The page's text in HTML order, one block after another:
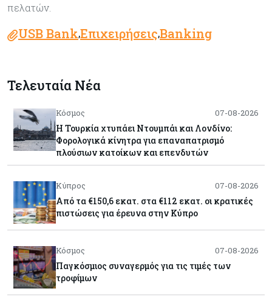
πελατών.
USB Bank,Επιχειρήσεις,Banking
Τελευταία Νέα
Κόσμος 07-08-2026
Η Τουρκία χτυπάει Ντουμπάι και Λονδίνο:
Φορολογικά κίνητρα για επαναπατρισμό
πλούσιων κατοίκων και επενδυτών
Κύπρος 07-08-2026
Από τα €150,6 εκατ. στα €112 εκατ. οι κρατικές
πιστώσεις για έρευνα στην Κύπρο
Κόσμος 07-08-2026
Παγκόσμιος συναγερμός για τις τιμές των
τροφίμων